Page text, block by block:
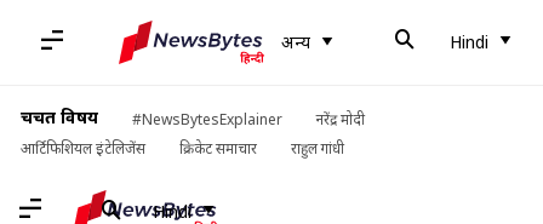
अन्य Hindi
चर्चित विषय #NewsBytesExplainer
नरेंद्र मोदी
आर्टिफिशियल इंटेलिजेंस
क्रिकेट समाचार राहुल गांधी
Hindi